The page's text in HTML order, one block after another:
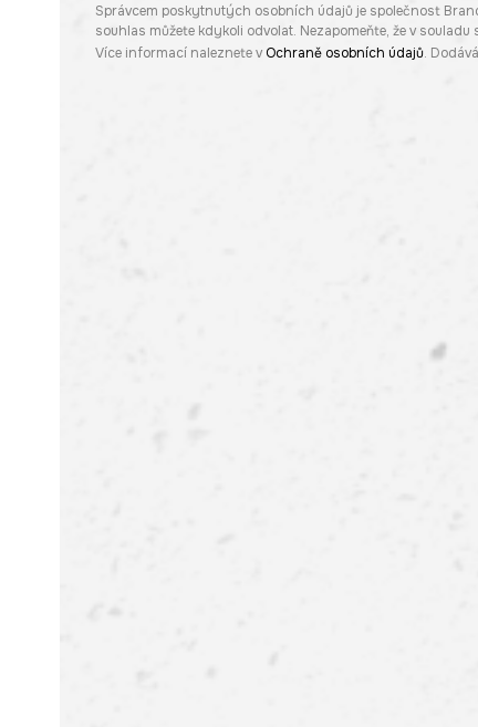
Správcem poskytnutých osobních údajů je společnost
souhlas můžete kdykoli odvolat. Nezapomeňte, že v
Více informací naleznete v Ochraně osobních údajů.